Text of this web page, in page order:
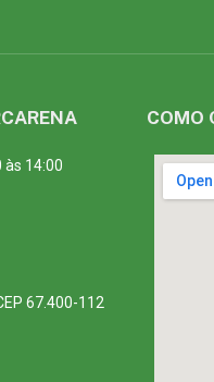
14:00
67.400-112
COMO